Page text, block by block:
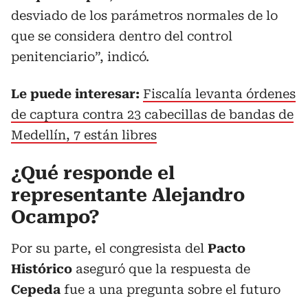
desviado de los parámetros normales de lo
que se considera dentro del control
penitenciario”, indicó.
Le puede interesar: Fiscalía levanta órdenes
de captura contra 23 cabecillas de bandas de
Medellín, 7 están libres
¿Qué responde el
representante Alejandro
Ocampo?
Por su parte, el congresista del Pacto
Histórico aseguró que la respuesta de
Cepeda fue a una pregunta sobre el futuro